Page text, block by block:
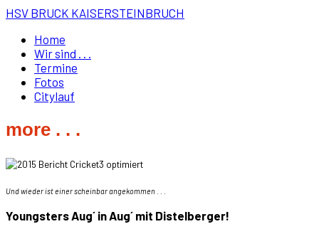
HSV BRUCK KAISERSTEINBRUCH
Home
Wir sind . . .
Termine
Fotos
Citylauf
more . . .
Und wieder ist einer scheinbar angekommen . . .
Youngsters Aug´ in Aug´ mit Distelberger!